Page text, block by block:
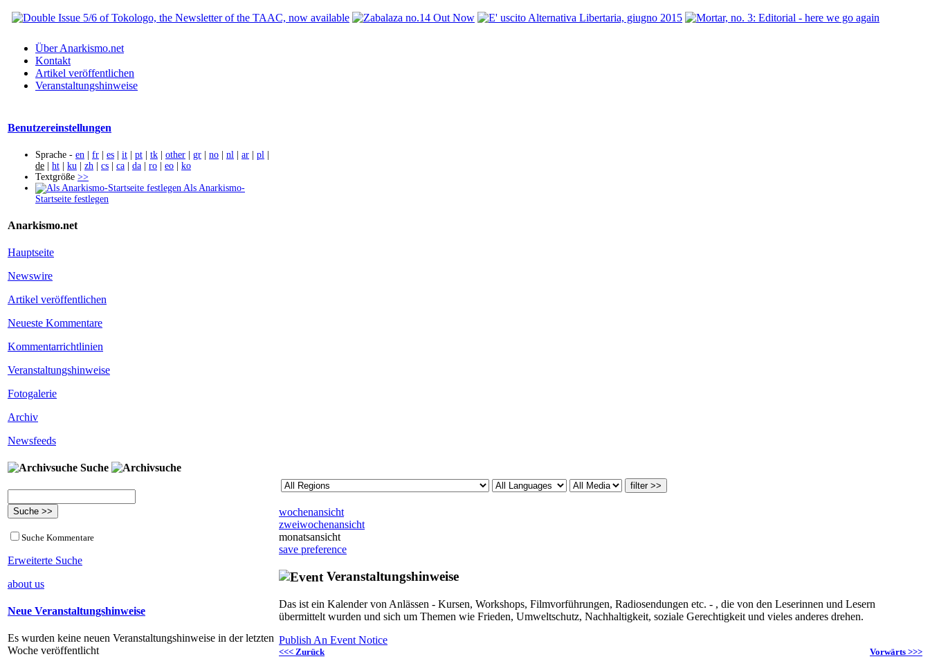
Über Anarkismo.net
Kontakt
Artikel veröffentlichen
Veranstaltungshinweise
Benutzereinstellungen
Sprache - en | fr | es | it | pt | tk | other | gr | no | nl | ar | pl |
de | ht | ku | zh | cs | ca | da | ro | eo | ko
Textgröße >>
Als Anarkismo-
Startseite festlegen
Anarkismo.net
Hauptseite
Newswire
Artikel veröffentlichen
Neueste Kommentare
Kommentarrichtlinien
Veranstaltungshinweise
Fotogalerie
Archiv
Newsfeeds
Suche
Suche Kommentare
Erweiterte Suche
about us
Neue Veranstaltungshinweise
Es wurden keine neuen Veranstaltungshinweise in der letzten
Woche veröffentlicht
wochenansicht
zweiwochenansicht
monatsansicht
save preference
Veranstaltungshinweise
Das ist ein Kalender von Anlässen - Kursen, Workshops, Filmvorführungen, Radiosendungen etc. - , die von den Leserinnen und Lesern
übermittelt wurden und sich um Themen wie Frieden, Umweltschutz, Nachhaltigkeit, soziale Gerechtigkeit und vieles anderes drehen.
Publish An Event Notice
<<< Zurück Vorwärts >>>